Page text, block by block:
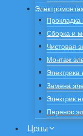
Прокладка
Сборка и
Чистовая
Монтаж
Замена
Электрик
Перенос
Цены